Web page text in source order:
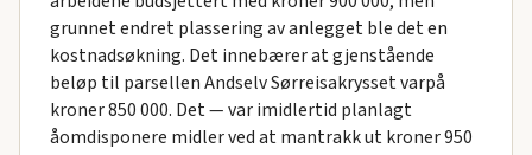
grunnet endret plassering av anlegget ble det en
kostnadsøkning. Det innebærer at gjenstående
beløp til parsellen Andselv Sørreisakrysset varpå
kroner 850 000. Det — var imidlertid planlagt
åomdisponere midler ved at mantrakk ut kroner 950